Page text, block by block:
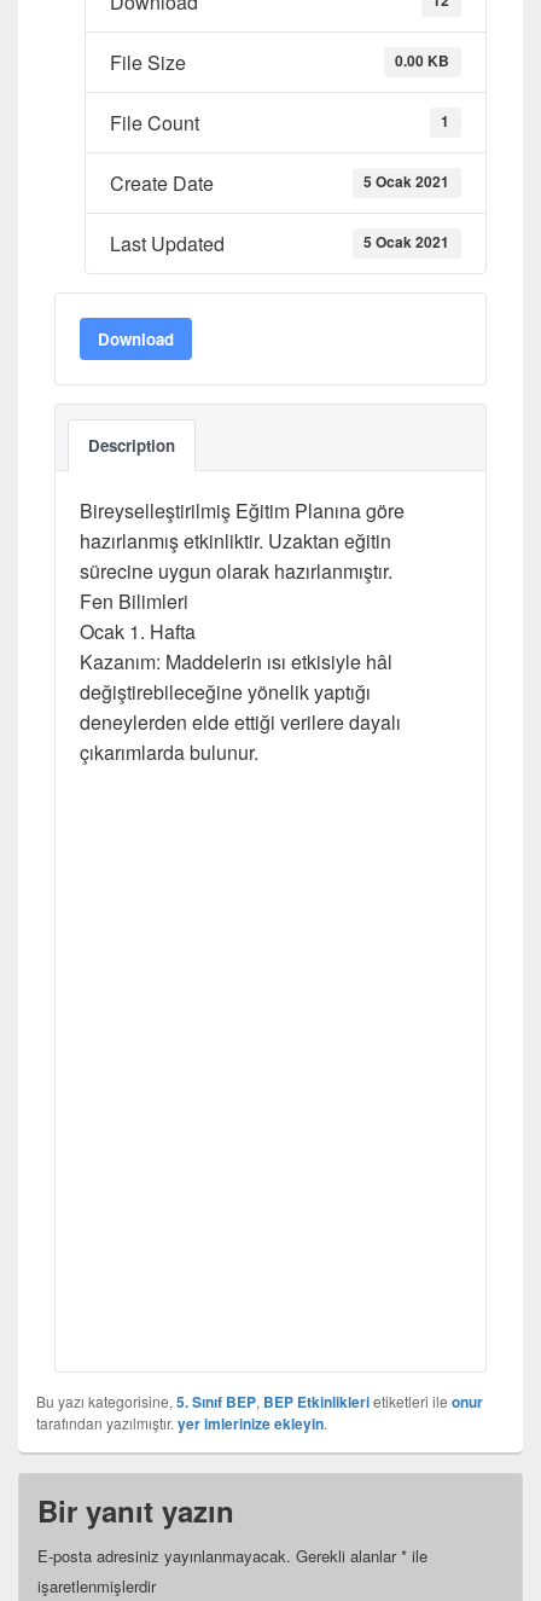
File Size 0.00 KB
File Count 1
Create Date 5 Ocak 2021
Last Updated 5 Ocak 2021
Download
Description
Bireyselleştirilmiş Eğitim Planına göre
hazırlanmış etkinliktir. Uzaktan eğitin
sürecine uygun olarak hazırlanmıştır.
Fen Bilimleri
Ocak 1. Hafta
Kazanım: Maddelerin ısı etkisiyle hâl
değiştirebileceğine yönelik yaptığı
deneylerden elde ettiği verilere dayalı
çıkarımlarda bulunur.
Bu yazı kategorisine, 5. Sınıf BEP, BEP Etkinliklerietiketleri ile onur
tarafından yazılmıştır. yer imlerinize ekleyin.
Bir yanıt yazın
E-posta adresiniz yayınlanmayacak. Gerekli alanlar* ile
işaretlenmişlerdir